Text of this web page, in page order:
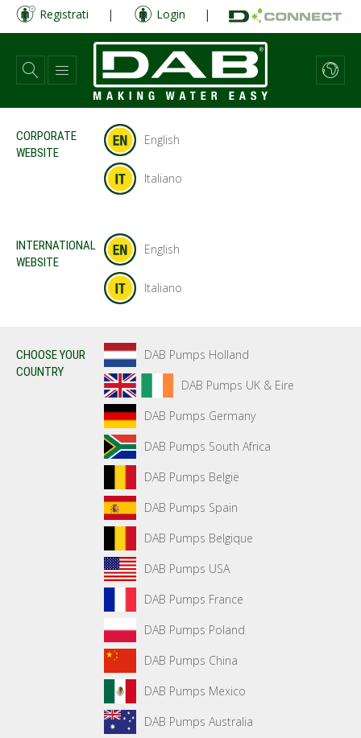
Salta
contenuto
principale
Registrati | Login |
CORPORATE
WEBSITE
English
Italiano
INTERNATIONAL
WEBSITE
English
Italiano
CHOOSE YOUR
COUNTRY
DAB Pumps Holland
DAB Pumps UK & Eire
DAB Pumps Germany
DAB Pumps South Africa
DAB Pumps België
DAB Pumps Spain
DAB Pumps Belgique
DAB Pumps USA
DAB Pumps France
DAB Pumps Poland
DAB Pumps China
DAB Pumps Mexico
DAB Pumps Australia